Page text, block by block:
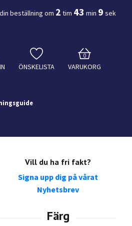
beställning om 2 tim 43 min 8 sek
ÖNSKELISTA
0
VARUKORG
Vill du ha fri fakt?
Signa upp dig på vårat
Nyhetsbrev